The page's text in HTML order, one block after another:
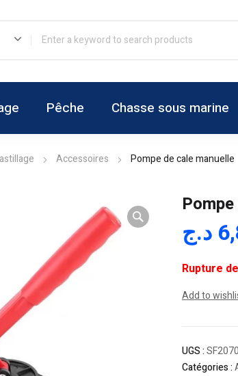
Pêche Chasse sous marine
Accessoires Pompe de cale manuelle
د.ج
Rupture
Add to
UGS :
Catégories :